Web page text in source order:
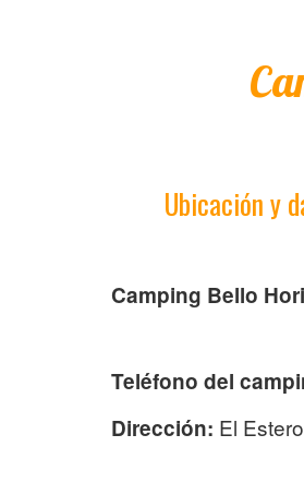
Ubicación y
Camping Bello
Teléfono del
Dirección: El